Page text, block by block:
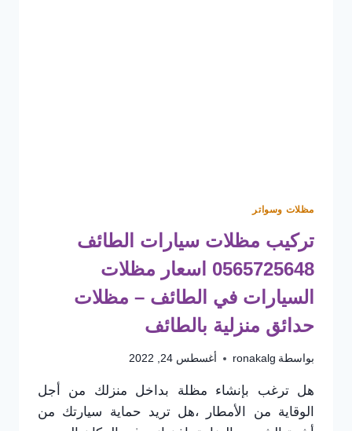
مظلات وسواتر
تركيب مظلات سيارات الطائف
0565725648 اسعار مظلات
السيارات في الطائف – مظلات
حدائق منزلية بالطائف
بواسطة ronakalg أغسطس 24, 2022
هل ترغب بإنشاء مظلة بداخل منزلك من أجل
الوقاية من الأمطار ،هل تريد حماية سيارتك من